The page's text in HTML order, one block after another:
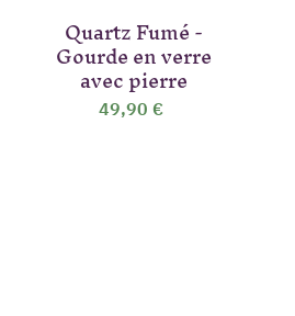
Quartz Fumé -
Gourde en verre
avec pierre
49,90 €